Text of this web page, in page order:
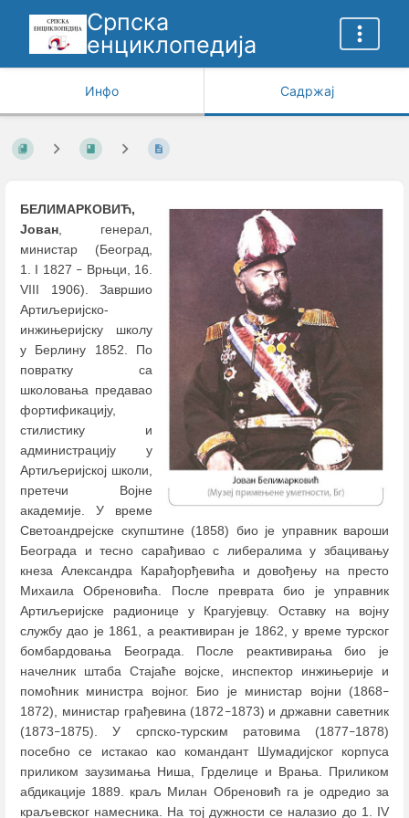
Српска
енциклопедија
Инфо Садржај
БЕЛИМАРКОВИЋ,
Јован, генерал,
министар (Београд,
1. I 1827 – Врњци, 16.
VIII 1906). Завршио
Артиљеријско-
инжињеријску школу
у Берлину 1852. По
повратку са
школовања предавао
фортификацију,
стилистику и
администрацију у
Артиљеријској школи,
претечи Војне
академије. У време
Светоандрејске скупштине (1858) био је управник вароши
Београда и тесно сарађивао с либералима у збацивању
кнеза Александра Карађорђевића и довођењу на престо
Михаила Обреновића. После преврата био је управник
Артиљеријске радионице у Крагујевцу. Оставку на војну
службу дао је 1861, а реактивиран је 1862, у време турског
бомбардовања Београда. После реактивирања био је
начелник штаба Стајаће војске, инспектор инжињерије и
помоћник министра војног. Био је министар војни (1868–
1872), министар грађевина (1872 –1873) и државни саветник
(1873–1875). У српско-турским ратовима (1877–1878)
посебно се истакао као командант Шумадијског корпуса
приликом заузимања Ниша, Грделице и Врања. Приликом
абдикације 1889. краљ Милан Обреновић га је одредио за
краљевског намесника. На тој дужности се налазио до 1. IV